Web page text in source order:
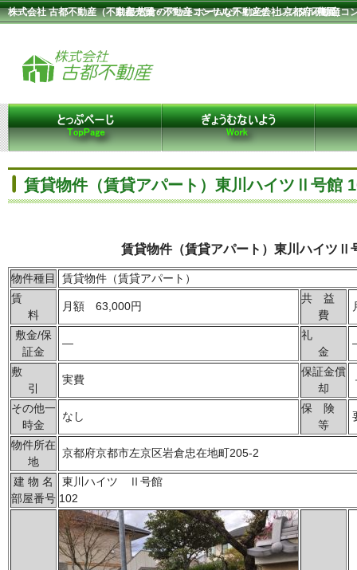
株式会社 古都不動産（不動産売買・不動産コンサルティング・レンタル農園）
京都 岩倉のアットホームな不動産会社 京都府不動産
賃貸物件（賃貸アパート）東川ハイツⅡ号館
賃貸物件（賃貸アパート）東川ハイツ
物件種目
賃貸物件（賃貸アパート）
賃
料
月額 63,000円
共 益
費
敷金/保
証金
—
礼
金
敷
引
実費
保証金償
却
その他一
時金
なし
保 険
等
物件所在
地
京都府京都市左京区岩倉忠在地町205-2
建 物 名
部屋番号
東川ハイツ Ⅱ号館
102